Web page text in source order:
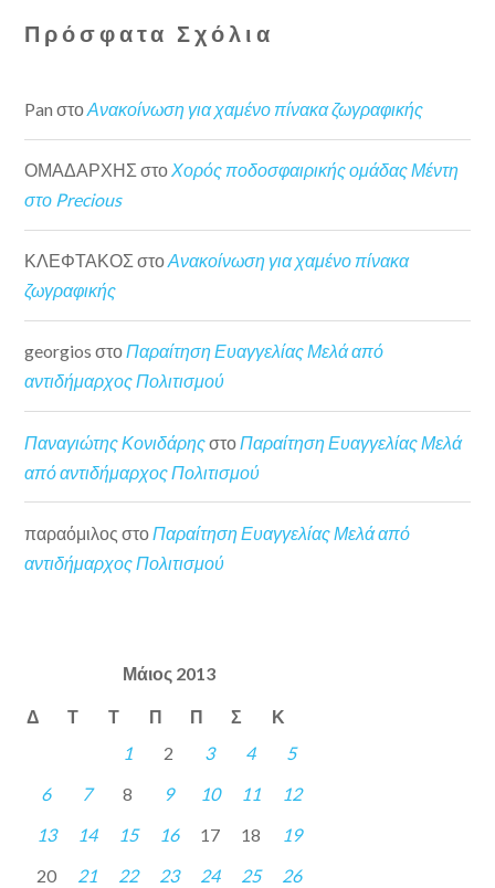
Πρόσφατα Σχόλια
Pan στοΑνακοίνωση για χαμένο πίνακα ζωγραφικής
ΟΜΑΔΑΡΧΗΣ στοΧορός ποδοσφαιρικής ομάδας Μέντη
στο Precious
ΚΛΕΦΤΑΚΟΣ στοΑνακοίνωση για χαμένο πίνακα
ζωγραφικής
georgios στοΠαραίτηση Ευαγγελίας Μελά από
αντιδήμαρχος Πολιτισμού
Παναγιώτης Κονιδάρηςστο Παραίτηση Ευαγγελίας Μελά
από αντιδήμαρχος Πολιτισμού
παραόμιλος στοΠαραίτηση Ευαγγελίας Μελά από
αντιδήμαρχος Πολιτισμού
Μάιος 2013
Δ Τ Τ Π Π Σ Κ
1 2 3 4
5
6
7 8 9 10 11
12
13
14 15 16 17 18
19
20
21 22 23 24 25
26